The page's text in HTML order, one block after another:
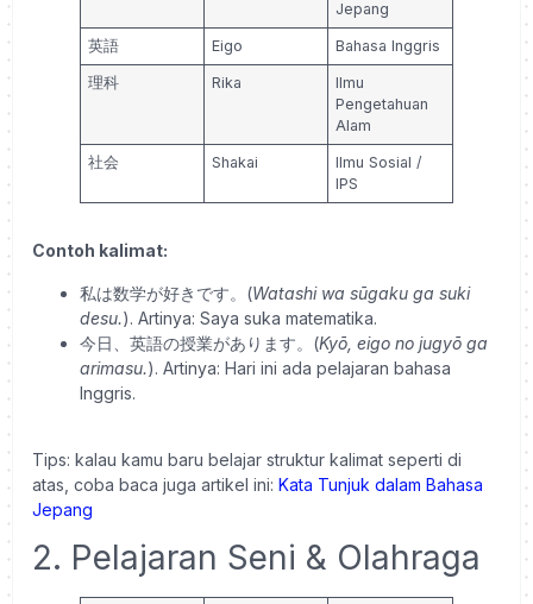
Jepang
英語 Eigo Bahasa Inggris
理科 Rika
Ilmu
Pengetahuan
Alam
社会 Shakai
Ilmu Sosial /
IPS
Contoh kalimat:
私は数学が好きです。(Watashi wa sūgaku ga suki
desu.). Artinya: Saya suka matematika.
今日、英語の授業があります。(Kyō, eigo no jugyō ga
arimasu.). Artinya: Hari ini ada pelajaran bahasa
Inggris.
Tips: kalau kamu baru belajar struktur kalimat seperti di
atas, coba baca juga artikel ini: Kata Tunjuk dalam Bahasa
Jepang
2. Pelajaran Seni & Olahraga